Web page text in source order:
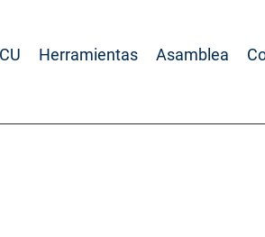
Herramientas Asamblea